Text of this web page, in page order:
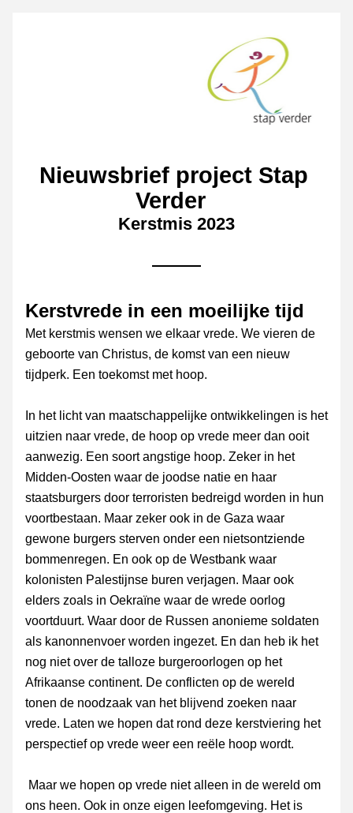
Nieuwsbrief project Stap
Verder
Kerstmis 2023
Kerstvrede in een moeilijke tijd
Met kerstmis wensen we elkaar vrede. We vieren de
geboorte van Christus, de komst van een nieuw
tijdperk. Een toekomst met hoop.
In het licht van maatschappelijke ontwikkelingen is het
uitzien naar vrede, de hoop op vrede meer dan ooit
aanwezig. Een soort angstige hoop. Zeker in het
Midden-Oosten waar de joodse natie en haar
staatsburgers door terroristen bedreigd worden in hun
voortbestaan. Maar zeker ook in de Gaza waar
gewone burgers sterven onder een nietsontziende
bommenregen. En ook op de Westbank waar
kolonisten Palestijnse buren verjagen. Maar ook
elders zoals in Oekraïne waar de wrede oorlog
voortduurt. Waar door de Russen anonieme soldaten
als kanonnenvoer worden ingezet. En dan heb ik het
nog niet over de talloze burgeroorlogen op het
Afrikaanse continent. De conflicten op de wereld
tonen de noodzaak van het blijvend zoeken naar
vrede. Laten we hopen dat rond deze kerstviering het
perspectief op vrede weer een reële hoop wordt.
ons heen. Ook in onze eigen leefomgeving. Het is